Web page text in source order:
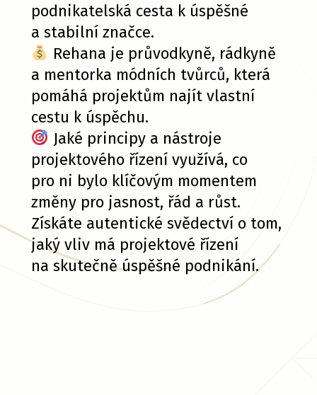
podnikatelská cesta k úspěšné
a stabilní značce.
Rehana je průvodkyně, rádkyně
a mentorka módních tvůrců, která
pomáhá projektům najít vlastní
cestu k úspěchu.
Jaké principy a nástroje
projektového řízení využívá, co
pro ni bylo klíčovým momentem
změny pro jasnost, řád a růst.
Získáte autentické svědectví o tom,
jaký vliv má projektové řízení
na skutečně úspěšné podnikání.